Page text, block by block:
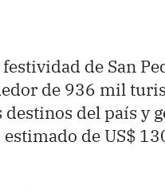
de San
de 936 mil
del país y
de US$